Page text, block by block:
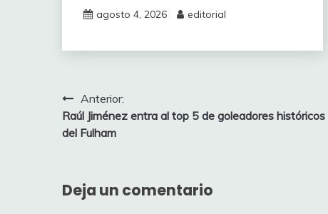
agosto 4, 2026 editorial
Navegación
de
Anterior:
Raúl Jiménez entra al top 5 de goleadores históricos
del Fulham
Deja un comentario